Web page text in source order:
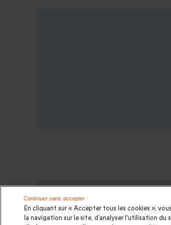
Plus d'expériences pour
Pilotage circuits automobiles|Stage
En cliquant sur « Accepter tous les cookies »,
la navigation sur le site, d’analyser l'utilisation
Continuer sans accepter